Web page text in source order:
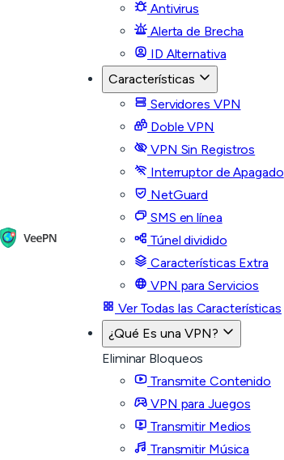
Antivirus
Alerta de Brecha
ID Alternativa
Características
Servidores VPN
Doble VPN
VPN Sin Registros
Interruptor de Apagado
NetGuard
SMS en línea
Túnel dividido
Características Extra
VPN para Servicios
Ver Todas las Características
¿Qué Es una VPN?
Eliminar Bloqueos
Transmite Contenido
VPN para Juegos
Transmitir Medios
Transmitir Música